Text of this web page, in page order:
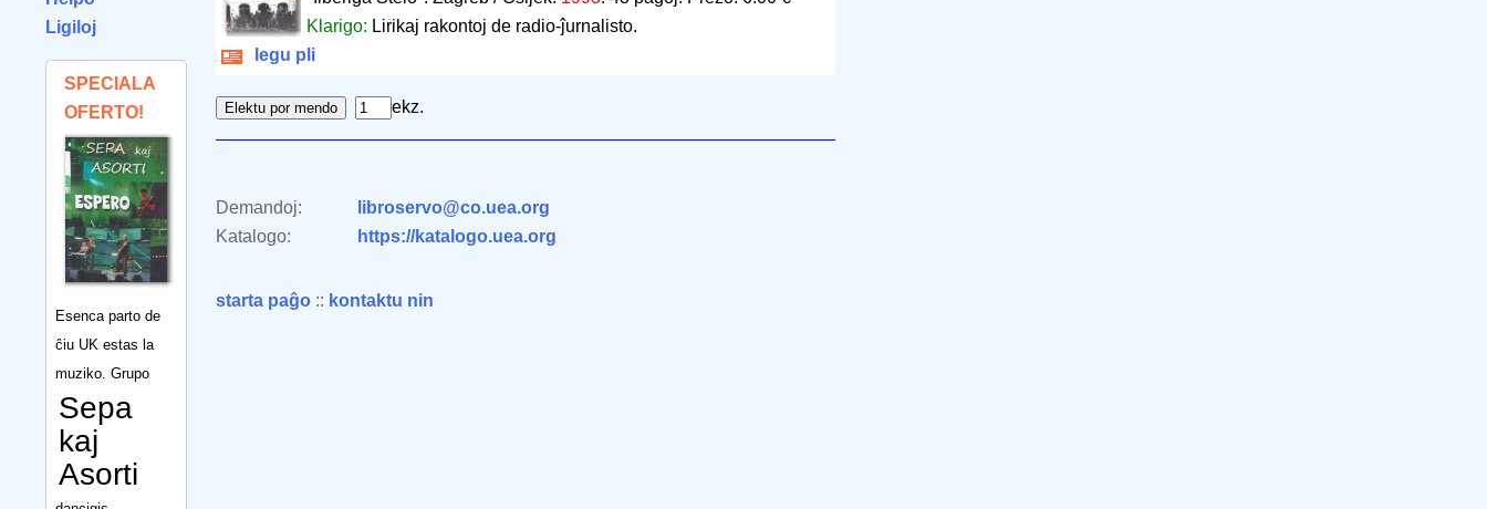
Ligiloj
SPECIALA
OFERTO!
Esenca parto de
ĉiu UK estas la
muziko. Grupo
Sepa
kaj
Asorti
Klarigo: Lirikaj rakontoj de radio-ĵurnalisto.
legu pli
ekz.
Demandoj:
libroservo@co.uea.org
Katalogo:
https://katalogo.uea.org
starta paĝo :: kontaktu nin